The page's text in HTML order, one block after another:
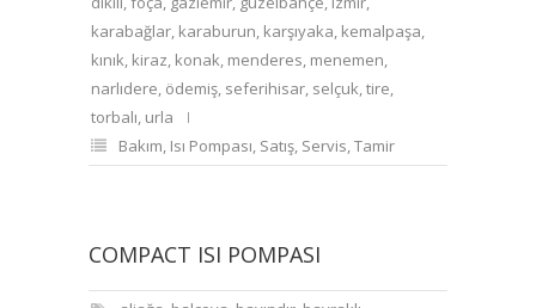
karabağlar, karaburun, karşıyaka, kemalpaşa,
kınık, kiraz, konak, menderes, menemen,
narlıdere, ödemiş, seferihisar, selçuk,tire,
torbalı, urla
Bakım, Isı Pompası, Satış, Servis,Tamir
COMPACT ISI POMPASI